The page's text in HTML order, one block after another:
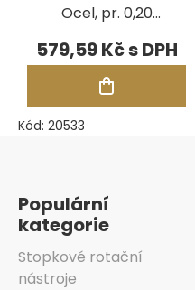
Ocel, pr. 0,20
mm, 100 cm,
Steel GS2
579,59 Kč
Kód: 20533
Populární
kategorie
Stopkové rotační
nástroje